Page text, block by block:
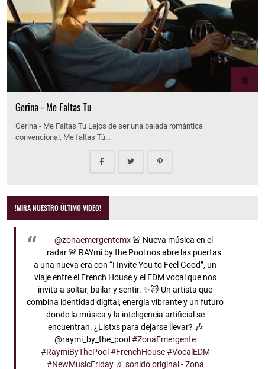
Gerina - Me Faltas Tu
Gerina - Me Faltas Tu Lejos de ser una balada romántica
convencional, Me faltas Tú…
!MIRA NUESTRO ÚLTIMO VIDEO!
@zonaemergentemx🚨 Nueva música en el
radar 🚨 RAYmi by the Pool nos abre las puertas
a una nueva era con “I Invite You to Feel Good”, un
viaje entre el French House y el EDM vocal que nos
invita a soltar, bailar y sentir. ✨🐱 Un artista que
combina identidad digital, energía vibrante y un futuro
donde la música y la inteligencia artificial se
encuentran. ¿Listxs para dejarse llevar? 🎶
@raymi_by_the_pool#ZonaEmergente
#RaymiByThePool #FrenchHouse #VocalEDM
#NewMusicFriday ♬ sonido original - Zona